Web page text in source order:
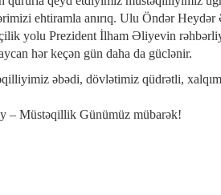
ehtiramla anırıq. Ulu Öndər
yolu Prezident İlham Əliyevin
hər keçən gün daha da güclənir.
əbədi, dövlətimiz qüdrətli,
– Müstəqillik Günümüz mübarək!